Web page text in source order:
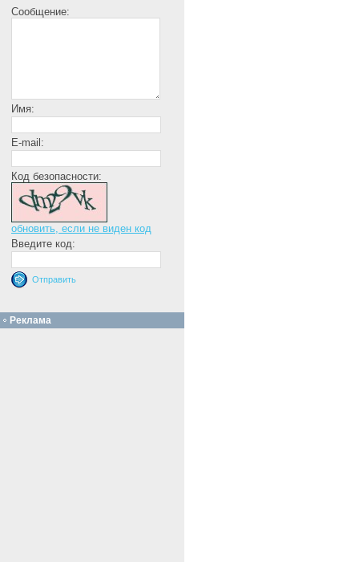
Сообщение:
Имя:
E-mail:
Код безопасности:
обновить, если не виден код
Введите код:
Реклама